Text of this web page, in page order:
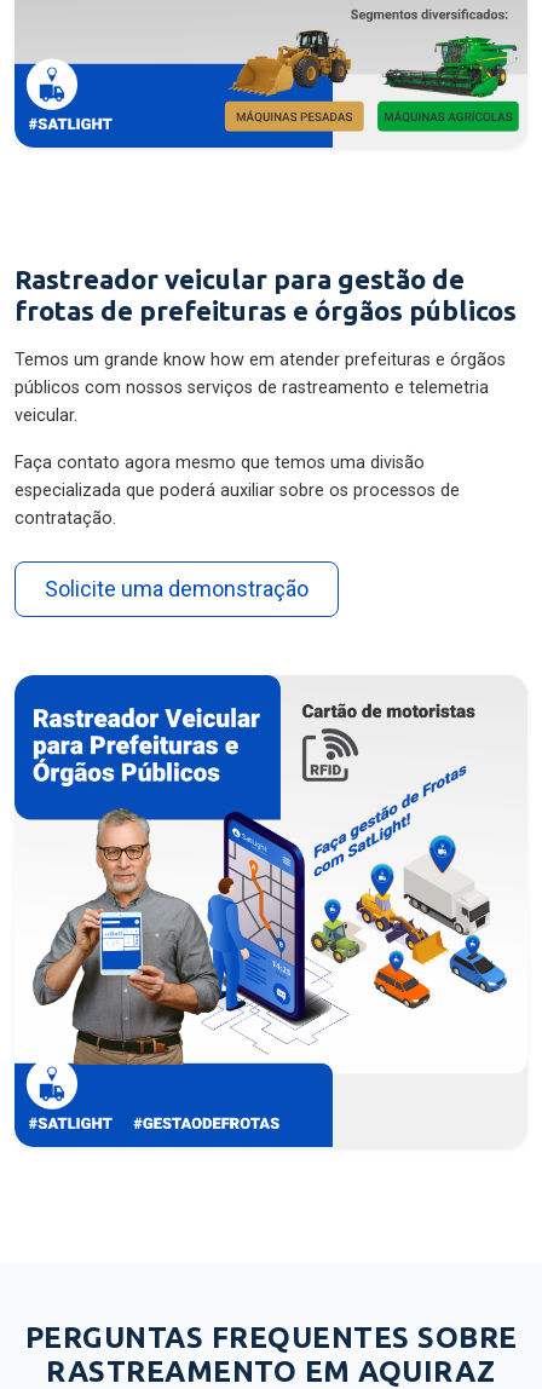
Rastreador veicular para gestão de
frotas de prefeituras e órgãos públicos
Temos um grande know how em atender prefeituras e órgãos
públicos com nossos serviços de rastreamento e telemetria
veicular.
Faça contato agora mesmo que temos uma divisão
especializada que poderá auxiliar sobre os processos de
contratação.
Solicite uma demonstração
PERGUNTAS FREQUENTES SOBRE
RASTREAMENTO EM AQUIRAZ